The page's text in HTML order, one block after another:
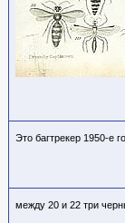
Это багтрекер 1950-е
между 20 и 22 три